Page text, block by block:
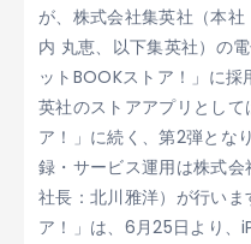
が、株式会社集英社（本
内 丸恵、以下集英社）の
ットBOOKストア！」に
英社のストアアプリとし
ア！」に続く、第2弾とな
録・サービス運用は株式
社長：北川雅洋）が行い
ア！」は、6月25日より